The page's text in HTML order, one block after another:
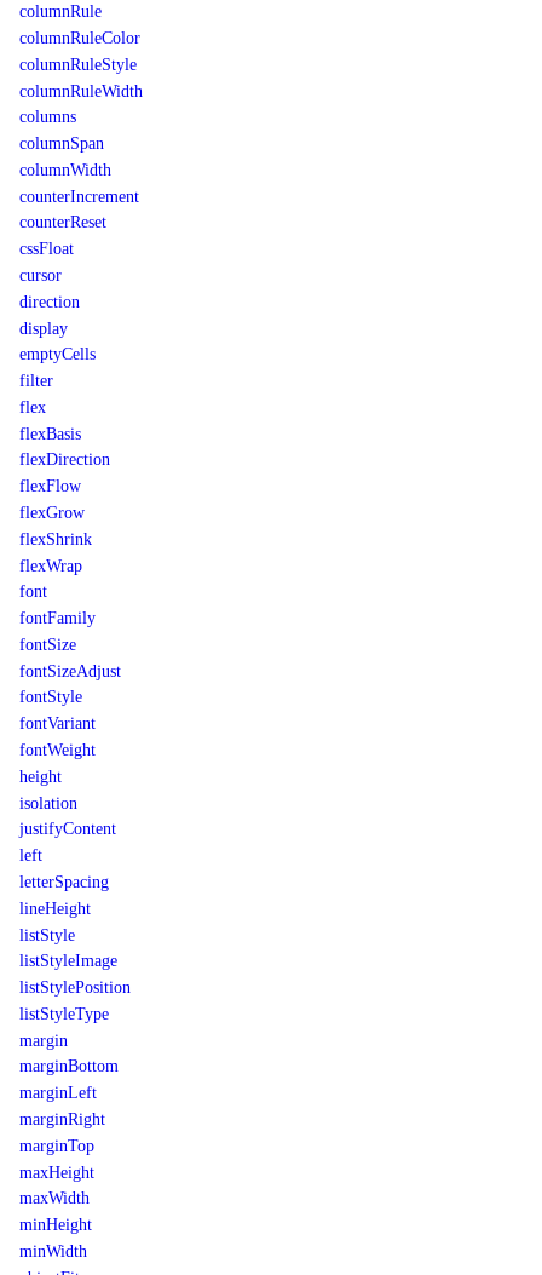
columnRule
columnRuleColor
columnRuleStyle
columnRuleWidth
columns
columnSpan
columnWidth
counterIncrement
counterReset
cssFloat
cursor
direction
display
emptyCells
filter
flex
flexBasis
flexDirection
flexFlow
flexGrow
flexShrink
flexWrap
font
fontFamily
fontSize
fontSizeAdjust
fontStyle
fontVariant
fontWeight
height
isolation
justifyContent
left
letterSpacing
lineHeight
listStyle
listStyleImage
listStylePosition
listStyleType
margin
marginBottom
marginLeft
marginRight
marginTop
maxHeight
maxWidth
minHeight
minWidth